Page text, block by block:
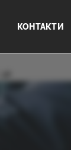
КОНТАКТИ